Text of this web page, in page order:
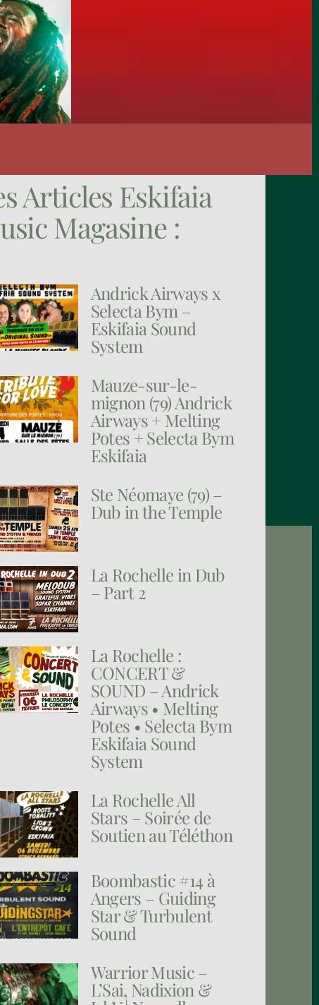
Articles Eskifaia
Magasine :
Andrick Airways x
Selecta Bym –
Eskifaia Sound
System
Mauze-sur-le-
mignon (79) Andrick
Airways + Melting
Potes + Selecta Bym
Eskifaia
Ste Néomaye (79) –
Dub in the Temple
La Rochelle in Dub
– Part 2
La Rochelle :
CONCERT &
SOUND – Andrick
Airways • Melting
Potes • Selecta Bym
Eskifaia Sound
System
La Rochelle All
Stars – Soirée de
Soutien au Téléthon
Boombastic #14 à
Angers – Guiding
Star & Turbulent
Sound
Warrior Music –
L’Sai, Nadixion &